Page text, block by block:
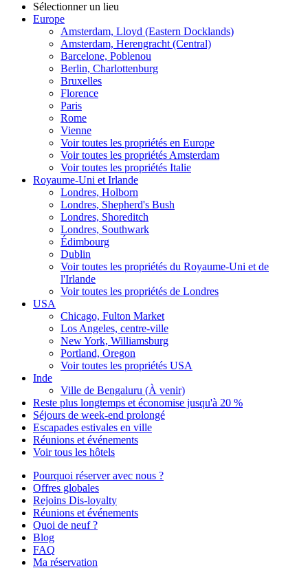
Sélectionner un lieu
Europe
Amsterdam, Lloyd (Eastern Docklands)
Amsterdam, Herengracht (Central)
Barcelone, Poblenou
Berlin, Charlottenburg
Bruxelles
Florence
Paris
Rome
Vienne
Voir toutes les propriétés en Europe
Voir toutes les propriétés Amsterdam
Voir toutes les propriétés Italie
Royaume-Uni et Irlande
Londres, Holborn
Londres, Shepherd's Bush
Londres, Shoreditch
Londres, Southwark
Édimbourg
Dublin
Voir toutes les propriétés du Royaume-Uni et de
l'Irlande
Voir toutes les propriétés de Londres
USA
Chicago, Fulton Market
Los Angeles, centre-ville
New York, Williamsburg
Portland, Oregon
Voir toutes les propriétés USA
Inde
Ville de Bengaluru (À venir)
Reste plus longtemps et économise jusqu'à 20 %
Séjours de week-end prolongé
Escapades estivales en ville
Réunions et événements
Voir tous les hôtels
Pourquoi réserver avec nous ?
Offres globales
Rejoins Dis-loyalty
Réunions et événements
Quoi de neuf ?
Blog
FAQ
Ma réservation